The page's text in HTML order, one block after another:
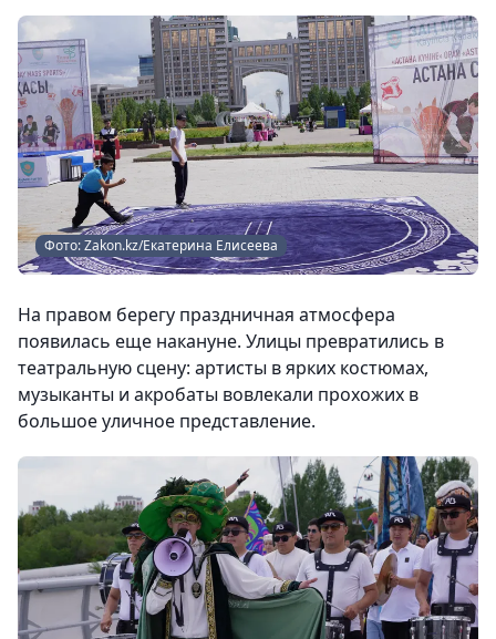
Фото: Zakon.kz/Екатерина Елисеева
На правом берегу праздничная атмосфера
появилась еще накануне. Улицы превратились в
театральную сцену: артисты в ярких костюмах,
музыканты и акробаты вовлекали прохожих в
большое уличное представление.